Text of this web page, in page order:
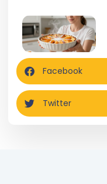
Facebook
Twitter